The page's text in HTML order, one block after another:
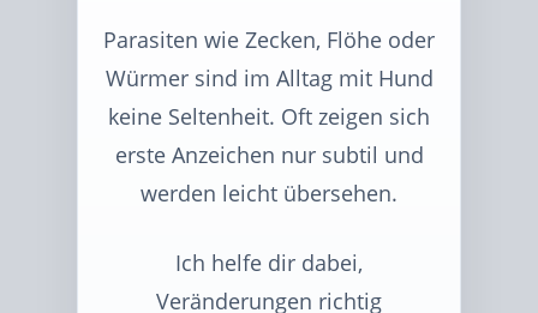
Parasiten wie Zecken, Flöhe oder
Würmer sind im Alltag mit Hund
keine Seltenheit. Oft zeigen sich
erste Anzeichen nur subtil und
werden leicht übersehen.
Ich helfe dir dabei,
Veränderungen richtig